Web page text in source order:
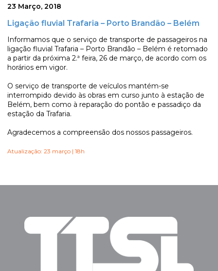
23 Março, 2018
Ligação fluvial Trafaria – Porto Brandão – Belém
Informamos que o serviço de transporte de passageiros na
ligação fluvial Trafaria – Porto Brandão – Belém é retomado
a partir da próxima 2.ª feira, 26 de março, de acordo com os
horários em vigor.
O serviço de transporte de veículos mantém-se
interrompido devido às obras em curso junto à estação de
Belém, bem como à reparação do pontão e passadiço da
estação da Trafaria.
Agradecemos a compreensão dos nossos passageiros.
Atualização: 23 março | 18h